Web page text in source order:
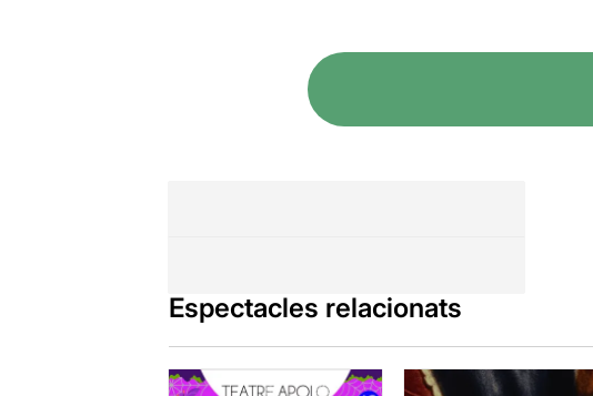
Espectacles relacionats